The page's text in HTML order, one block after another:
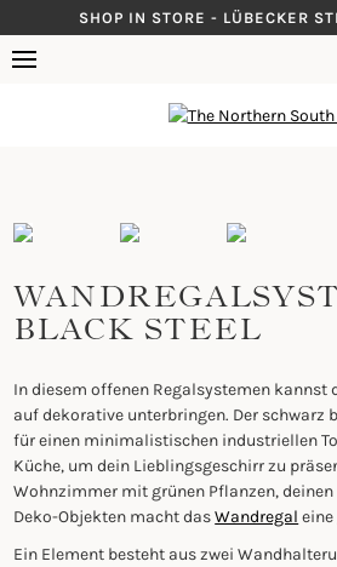
to
content
SHOP IN STORE - LÜBECKER
BLACK STEEL
In diesem offenen Regalsystemen kannst
auf dekorative unterbringen. Der schwarz
für einen minimalistischen industriellen
Küche, um dein Lieblingsgeschirr zu
Wohnzimmer mit grünen Pflanzen,
Deko-Objekten macht dasWandregal eine
Ein Element besteht aus zwei